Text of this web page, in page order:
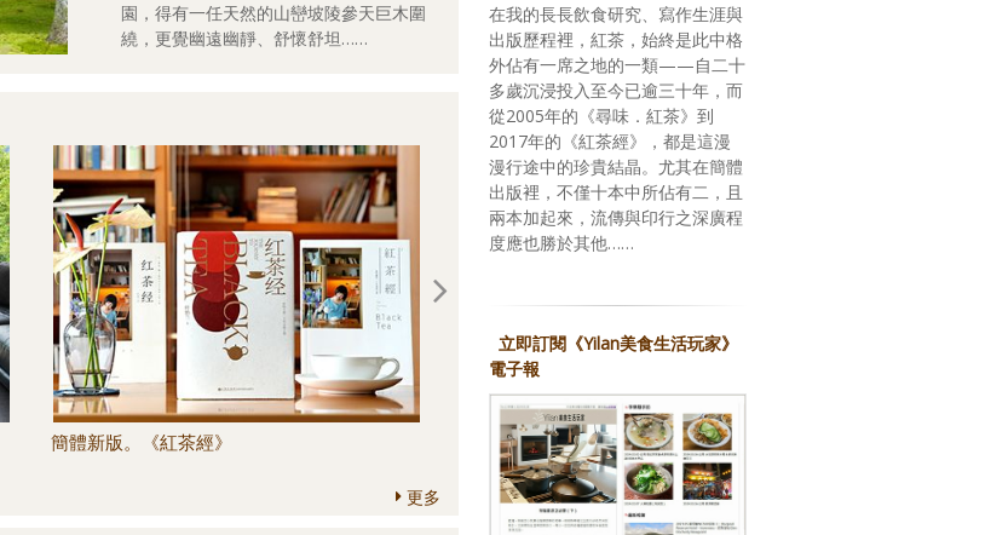
園，得有一任天然的山巒坡陵參天巨木圍
繞，更覺幽遠幽靜、舒懷舒坦……
簡體新版。《紅茶經》 回應期待？關於，《台灣米其林指南 2026》
更多
在我的長長飲食研究、寫作生涯與
出版歷程裡，紅茶，始終是此中格
外佔有一席之地的一類——自二十
多歲沉浸投入至今已逾三十年，而
從2005年的《尋味．紅茶》到
2017年的《紅茶經》，都是這漫
漫行途中的珍貴結晶。尤其在簡體
出版裡，不僅十本中所佔有二，且
兩本加起來，流傳與印行之深廣程
度應也勝於其他……
立即訂閱《Yilan美食生活玩家》
電子報